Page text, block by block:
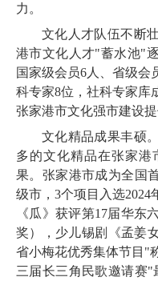
力。
文化人才队伍不断
港市文化人才"蓄水池"
国家级会员6人、省级会
科专家8位，社科专家库
张家港市文化强市建设提
文化精品成果丰硕
多的文化精品在张家
果。张家港市成为全国
级市，3个项目入选2024
《瓜》获评第17届华东
奖），少儿锡剧《孟姜
省小梅花优秀集体节目"
三届长三角民歌邀请赛